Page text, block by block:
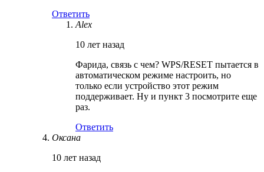
Ответить
Alex
10 лет назад
Фарида, связь с чем? WPS/RESET пытается в
автоматическом режиме настроить, но
только если устройство этот режим
поддерживает. Ну и пункт 3 посмотрите еще
раз.
Ответить
Оксана
10 лет назад